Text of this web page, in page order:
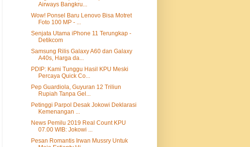
Airways Bangkru...
Wow! Ponsel Baru Lenovo Bisa Motret
Foto 100 MP - ...
Senjata Utama iPhone 11 Terungkap -
Detikcom
Samsung Rilis Galaxy A60 dan Galaxy
A40s, Harga da...
PDIP: Kami Tunggu Hasil KPU Meski
Percaya Quick Co...
Pep Guardiola, Guyuran 12 Triliun
Rupiah Tanpa Gel...
Petinggi Parpol Desak Jokowi Deklarasi
Kemenangan ...
News Pemilu 2019 Real Count KPU
07.00 WIB: Jokowi ...
Pesan Romantis Irwan Mussry Untuk